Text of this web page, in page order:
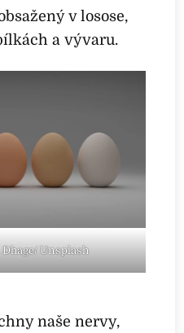
v losose,
a vývaru.
Unsplash
naše nervy,